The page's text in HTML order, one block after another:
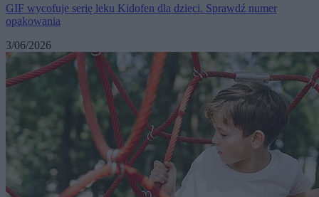
GIF wycofuje serię leku Kidofen dla dzieci. Sprawdź numer
opakowania
3/06/2026